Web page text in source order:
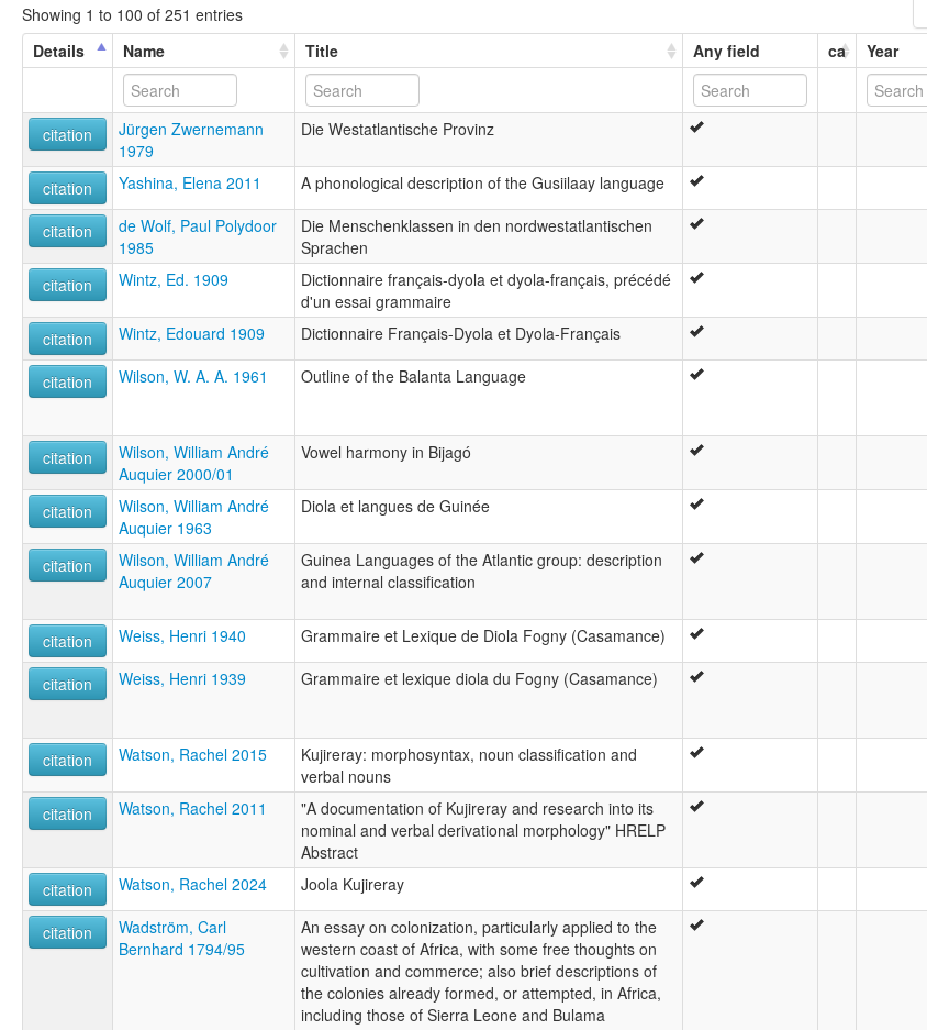
Showing 1 to 100 of 251 entries
Details
Name Title Any field ca Year
citation
Jürgen Zwernemann
1979
Die Westatlantische Provinz
citation Yashina, Elena 2011 A phonological description of the Gusiilaay language
citation
de Wolf, Paul Polydoor
1985
Die Menschenklassen in den nordwestatlantischen
Sprachen
citation
Wintz, Ed. 1909
Dictionnaire français-dyola et dyola-français, précédé
d'un essai grammaire
citation
Wintz, Edouard 1909 Dictionnaire Français-Dyola et Dyola-Français
citation Wilson, W. A. A. 1961 Outline of the Balanta Language
citation
Wilson, William André
Auquier 2000/01
Vowel harmony in Bijagó
citation
Wilson, William André
Auquier 1963
Diola et langues de Guinée
citation
Wilson, William André
Auquier 2007
Guinea Languages of the Atlantic group: description
and internal classification
citation
Weiss, Henri 1940 Grammaire et Lexique de Diola Fogny (Casamance)
citation Weiss, Henri 1939 Grammaire et lexique diola du Fogny (Casamance)
citation
Watson, Rachel 2015
Kujireray: morphosyntax, noun classification and
verbal nouns
citation Watson, Rachel 2011
"A documentation of Kujireray and research into its
nominal and verbal derivational morphology" HRELP
Abstract
citation Watson, Rachel 2024 Joola Kujireray
citation
Wadström, Carl
Bernhard 1794/95
An essay on colonization, particularly applied to the
western coast of Africa, with some free thoughts on
cultivation and commerce; also brief descriptions of
the colonies already formed, or attempted, in Africa,
including those of Sierra Leone and Bulama